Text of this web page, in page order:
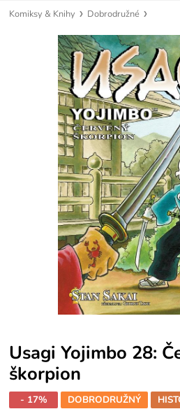
Komiksy & Knihy Dobrodružné
Usagi Yojimbo 28:
škorpion
- 17% DOBRODRUŽNÝ